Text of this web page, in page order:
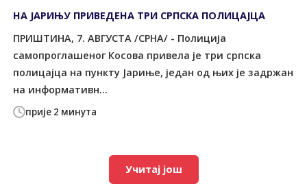
прије 2 минута
НА ЈАРИЊУ ПРИВЕДЕНА ТРИ СРПСКА ПОЛИЦАЈЦА
ПРИШТИНА, 7. АВГУСТА /СРНА/ - Полиција
самопроглашеног Косова привела је три српска
полицајца на пункту Јариње, један од њих је задржан
на информативн...
Учитај још